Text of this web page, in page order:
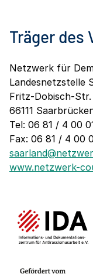
Träger
Netzwerk für
Landesnetzstelle
Fritz-Dobisch-Str.
66111
Tel: 06 81 / 4 00
Fax: 06 81 / 4 00
www.netzwerk-